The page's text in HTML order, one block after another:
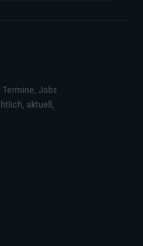
Jobs
aktuell,